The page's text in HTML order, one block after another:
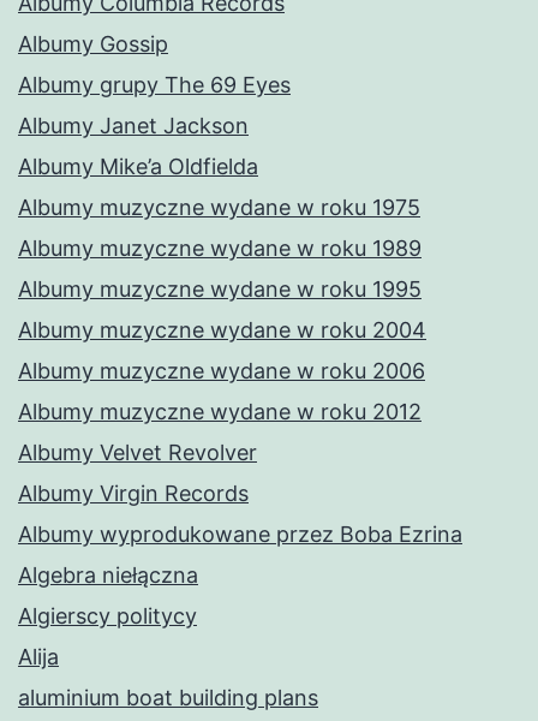
Albumy Gossip
Albumy grupy The 69 Eyes
Albumy Janet Jackson
Albumy Mike’a Oldfielda
Albumy muzyczne wydane w roku 1975
Albumy muzyczne wydane w roku 1989
Albumy muzyczne wydane w roku 1995
Albumy muzyczne wydane w roku 2004
Albumy muzyczne wydane w roku 2006
Albumy muzyczne wydane w roku 2012
Albumy Velvet Revolver
Albumy Virgin Records
Albumy wyprodukowane przez Boba Ezrina
Algebra niełączna
Algierscy politycy
Alija
aluminium boat building plans